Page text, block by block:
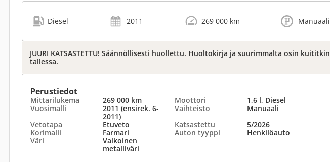
Diesel 2011 269 000 km Manuaali
JUURI KATSASTETTU! Säännöllisesti huollettu. Huoltokirja ja suurimmalta osin kuititkin
tallessa.
Perustiedot
Mittarilukema 269 000 km Moottori
1,6 l, Diesel
Vuosimalli
2011 (ensirek. 6-
2011)
Vaihteisto
Manuaali
Vetotapa
Etuveto Katsastettu
5/2026
Korimalli
Farmari Auton tyyppi
Henkilöauto
Väri
Valkoinen
metalliväri